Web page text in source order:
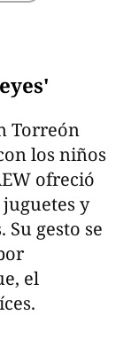
Torreón
los niños
ofreció
y
gesto se
el